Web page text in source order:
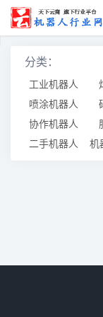
分类：
工业机器人
喷涂机器人
协作机器人
二手机器人
机